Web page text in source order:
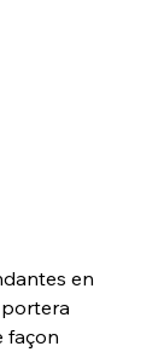
en
façon